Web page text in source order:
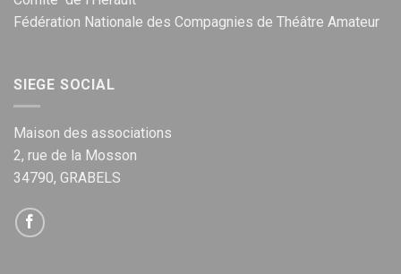
Fédération Nationale des Compagnies de Théâtre Amateur
SIEGE SOCIAL
Maison des associations
2, rue de la Mosson
34790, GRABELS